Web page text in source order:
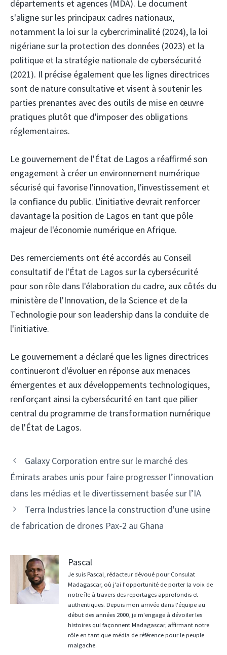
départements et agences (MDA). Le document
s'aligne sur les principaux cadres nationaux,
notamment la loi sur la cybercriminalité (2024), la loi
nigériane sur la protection des données (2023) et la
politique et la stratégie nationale de cybersécurité
(2021). Il précise également que les lignes directrices
sont de nature consultative et visent à soutenir les
parties prenantes avec des outils de mise en œuvre
pratiques plutôt que d'imposer des obligations
réglementaires.
Le gouvernement de l'État de Lagos a réaffirmé son
engagement à créer un environnement numérique
sécurisé qui favorise l'innovation, l'investissement et
la confiance du public. L'initiative devrait renforcer
davantage la position de Lagos en tant que pôle
majeur de l'économie numérique en Afrique.
Des remerciements ont été accordés au Conseil
consultatif de l'État de Lagos sur la cybersécurité
pour son rôle dans l'élaboration du cadre, aux côtés du
ministère de l'Innovation, de la Science et de la
Technologie pour son leadership dans la conduite de
l'initiative.
Le gouvernement a déclaré que les lignes directrices
continueront d'évoluer en réponse aux menaces
émergentes et aux développements technologiques,
renforçant ainsi la cybersécurité en tant que pilier
central du programme de transformation numérique
de l'État de Lagos.
Navigation
des
Galaxy Corporation entre sur le marché des
Émirats arabes unis pour faire progresser l’innovation
dans les médias et le divertissement basée sur l’IA
Terra Industries lance la construction d'une usine
de fabrication de drones Pax-2 au Ghana
Pascal
Je suis Pascal, rédacteur dévoué pour Consulat
Madagascar, où j'ai l'opportunité de porter la voix de
notre île à travers des reportages approfondis et
authentiques. Depuis mon arrivée dans l'équipe au
début des années 2000, je m'engage à dévoiler les
histoires qui façonnent Madagascar, affirmant notre
rôle en tant que média de référence pour le peuple
malgache.